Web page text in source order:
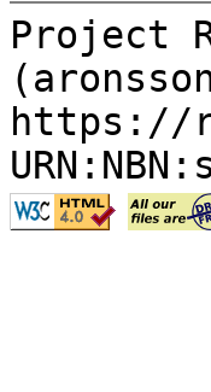
Project
https://